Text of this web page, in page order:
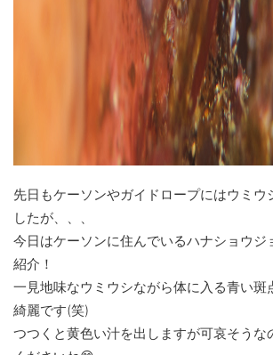
先日もケーソンやガイドロープにはウミウ
したが、、、
今日はケーソンに住んでいるハナショウジ
紹介！
一見地味なウミウシながら体に入る青い斑
綺麗です(笑)
つつくと黄色い汁を出しますが可哀そうな